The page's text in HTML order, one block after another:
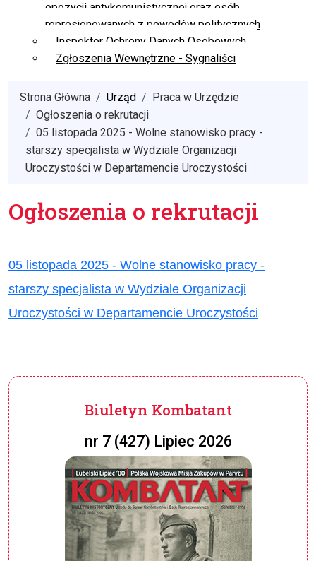
opozycji antykomunistycznej oraz osób
represjonowanych z powodów politycznych
Inspektor Ochrony Danych Osobowych
Zgłoszenia Wewnętrzne - Sygnaliści
Strona Główna Urząd
Praca w Urzędzie
Ogłoszenia o rekrutacji
05 listopada 2025 - Wolne stanowisko pracy -
starszy specjalista w Wydziale Organizacji
Uroczystości w Departamencie Uroczystości
Ogłoszenia o rekrutacji
05 listopada 2025 - Wolne stanowisko pracy -
starszy specjalista w Wydziale Organizacji
Uroczystości w Departamencie Uroczystości
Biuletyn Kombatant
nr 7 (427) Lipiec 2026